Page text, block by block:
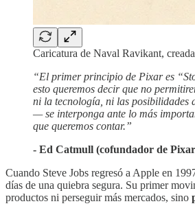
Caricatura de Naval Ravikant,
“El primer principio de Pixar es
esto queremos decir que no
ni la tecnología, ni las posibilidades
— se interponga ante lo más
que queremos contar.”
- Ed Catmull (cofundador de
Cuando Steve Jobs regresó a Apple en
días de una quiebra segura. Su primer
productos ni perseguir más mercados, sino